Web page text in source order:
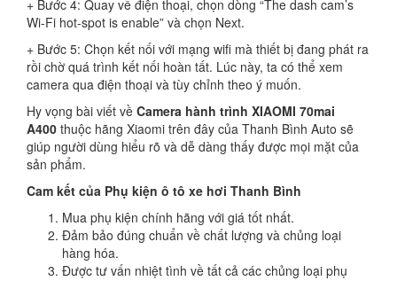
+ Bước 4: Quay về điện thoại, chọn dòng “The dash cam’s
Wi-Fi hot-spot is enable” và chọn Next.
+ Bước 5: Chọn kết nối với mạng wifi mà thiết bị đang phát ra
rồi chờ quá trình kết nối hoàn tất. Lúc này, ta có thể xem
camera qua điện thoại và tùy chỉnh theo ý muốn.
Hy vọng bài viết về Camera hành trình XIAOMI 70mai
A400 thuộc hãng Xiaomi trên đây của Thanh Bình Auto sẽ
giúp người dùng hiểu rõ và dễ dàng thấy được mọi mặt của
sản phẩm.
Cam kết của Phụ kiện ô tô xe hơi Thanh Bình
Mua phụ kiện chính hãng với giá tốt nhất.
Đảm bảo đúng chuẩn về chất lượng và chủng loại
hàng hóa.
Được tư vấn nhiệt tình về tất cả các chủng loại phụ